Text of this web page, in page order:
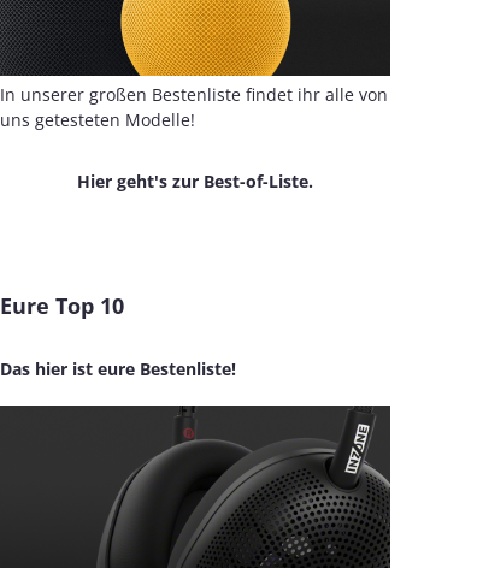
In unserer großen Bestenliste findet ihr alle von
uns getesteten Modelle!
Hier geht's zur Best-of-Liste.
Eure Top 10
Das hier ist eure Bestenliste!